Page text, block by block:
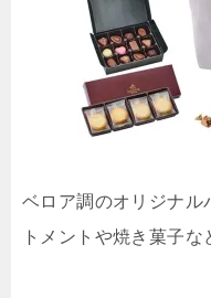
ベロア調のオリジナル
トメントや焼き菓子